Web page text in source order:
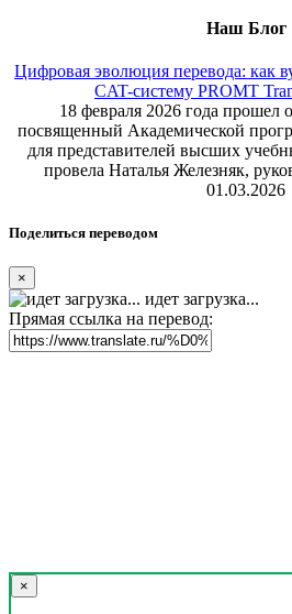
Наш Блог
Цифровая эволюция перевода: как
CAT-систему PROMT
18 февраля 2026 года прошел
посвященный Академической
для представителей высших
провела Наталья Железняк,
01.03.2026
Поделиться переводом
×
идет загрузка...
Прямая ссылка на перевод:
×